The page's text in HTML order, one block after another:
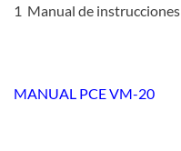
1 Manual de instrucciones
MANUAL PCE VM-20